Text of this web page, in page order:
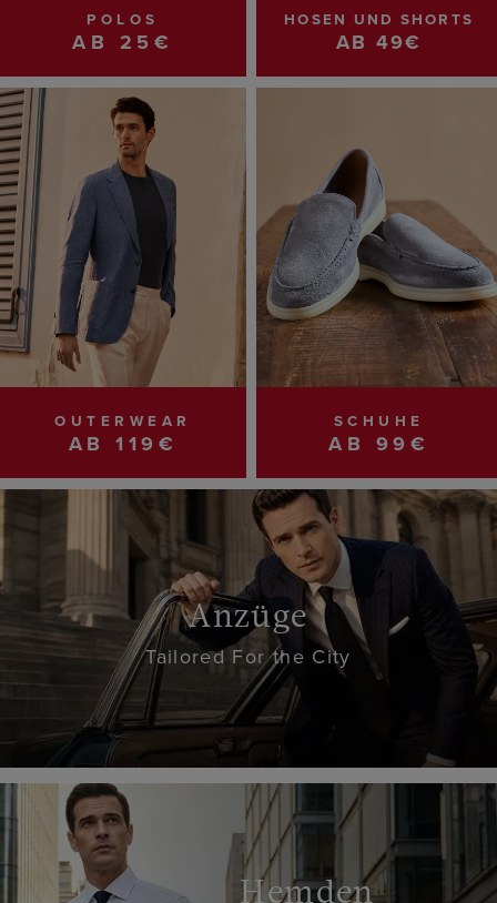
POLOS
AB 25€
HOSEN UND SHORTS
AB 49€
OUTERWEAR
AB 119€
SCHUHE
AB 99€
Anzüge
Tailored For the City
Hemden